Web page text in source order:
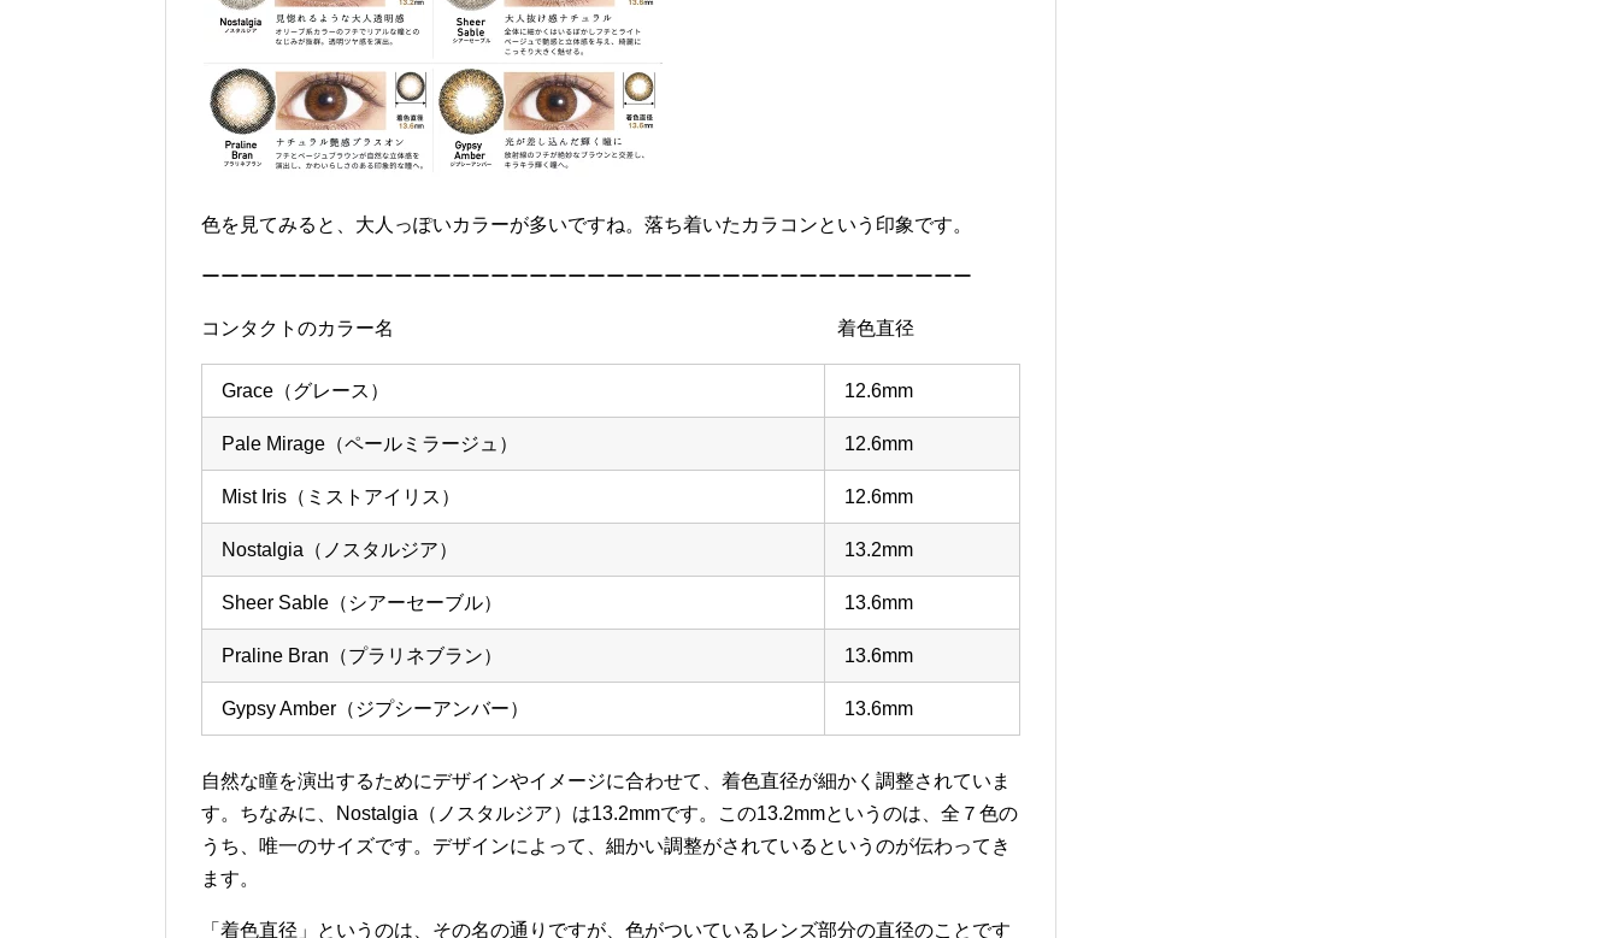
色を見てみると、大人っぽいカラーが多いですね。落ち着いたカラコンという印象です。
ーーーーーーーーーーーーーーーーーーーーーーーーーーーーーーーーーーーーーーーー
コンタクトのカラー名 着色直径
Grace（グレース） 12.6mm
Pale Mirage（ペールミラージュ） 12.6mm
Mist Iris（ミストアイリス） 12.6mm
Nostalgia（ノスタルジア） 13.2mm
Sheer Sable（シアーセーブル） 13.6mm
Praline Bran（プラリネブラン） 13.6mm
Gypsy Amber（ジプシーアンバー） 13.6mm
自然な瞳を演出するためにデザインやイメージに合わせて、着色直径が細かく調整されていま
す。ちなみに、Nostalgia（ノスタルジア）は13.2mmです。この13.2mmというのは、全７色の
うち、唯一のサイズです。デザインによって、細かい調整がされているというのが伝わってき
ます。
「着色直径」というのは、その名の通りですが、色がついているレンズ部分の直径のことです